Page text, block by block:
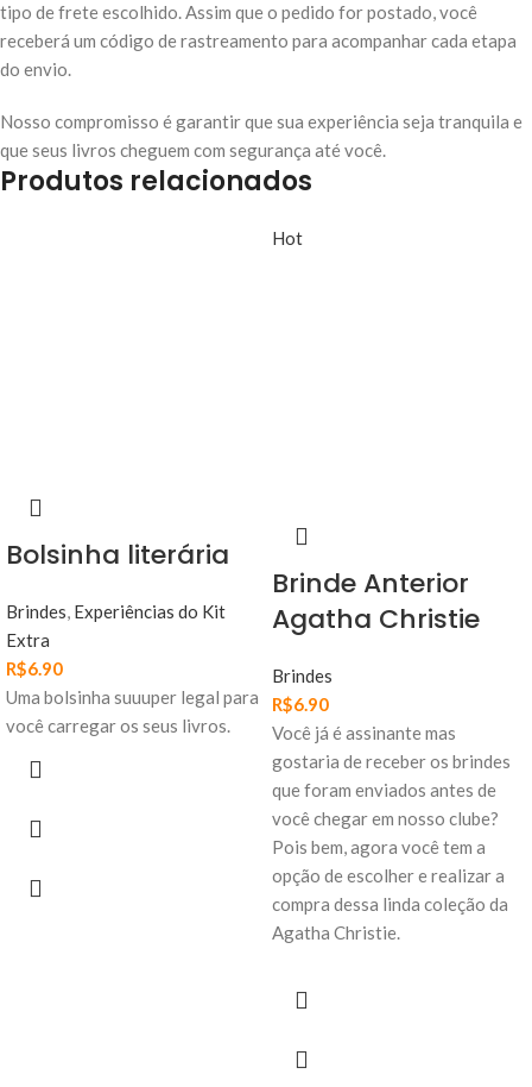
tipo de frete escolhido. Assim que o pedido for postado, você
receberá um código de rastreamento para acompanhar cada etapa
do envio.
Nosso compromisso é garantir que sua experiência seja tranquila e
que seus livros cheguem com segurança até você.
Produtos relacionados
Bolsinha literária
Brindes, Experiências do Kit
Extra
R$6.90
Uma bolsinha suuuper legal para
você carregar os seus livros.
Hot
Brinde Anterior
Agatha Christie
Brindes
R$6.90
Você já é assinante mas
gostaria de receber os brindes
que foram enviados antes de
você chegar em nosso clube?
Pois bem, agora você tem a
opção de escolher e realizar a
compra dessa linda coleção da
Agatha Christie.